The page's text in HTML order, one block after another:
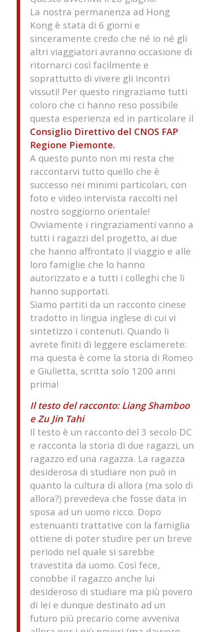
La nostra permanenza ad Hong
Kong è stata di 6 giorni e
sinceramente credo che né io né gli
altri viaggiatori avranno occasione di
ritornarci così facilmente e
soprattutto di vivere gli incontri
vissuti! Per questo ringraziamo tutti
coloro che ci hanno reso possibile
questa esperienza ed in particolare il
Consiglio Direttivo del CNOS FAP
Regione Piemonte.
A questo punto non mi resta che
raccontarvi tutto quello che è
successo nei minimi particolari, con
foto e video intervista raccolti nel
nostro soggiorno orientale!
Ovviamente i ringraziamenti vanno a
tutti i ragazzi del progetto, ai due
che hanno affrontato il viaggio e alle
loro famiglie che lo hanno
autorizzato e a tutti i colleghi che li
hanno supportati.
Siamo partiti da un racconto cinese
tradotto in lingua inglese di cui vi
sintetizzo i contenuti. Quando li
avrete finiti di leggere esclamerete:
ma questa è come la storia di Romeo
e Giulietta, scritta solo 1200 anni
prima!
Il testo del racconto: Liang Shamboo
e Zu Jin Tahi
Il testo è un racconto del 3 secolo DC
e racconta la storia di due ragazzi, un
ragazzo ed una ragazza. La ragazza
desiderosa di studiare non può in
quanto la cultura di allora (ma solo di
allora?) prevedeva che fosse data in
sposa ad un uomo ricco. Dopo
estenuanti trattative con la famiglia
ottiene di poter studire per un breve
periodo nel quale si sarebbe
travestita da uomo. Così fece,
conobbe il ragazzo anche lui
desideroso di studiare ma più povero
di lei e dunque destinato ad un
futuro più precario come avveniva